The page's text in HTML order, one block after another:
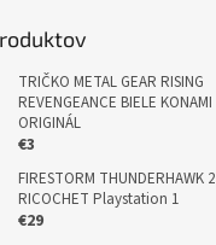
TRIČKO METAL GEAR RISING
REVENGEANCE BIELE KONAMI
ORIGINÁL
€3
FIRESTORM THUNDERHAWK 2
RICOCHET Playstation 1
€29